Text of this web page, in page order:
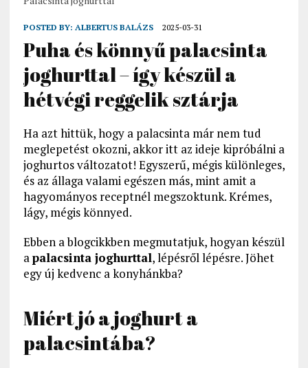
POSTED BY: ALBERTUS BALÁZS 2025-03-31
Puha és könnyű palacsinta
joghurttal – így készül a
hétvégi reggelik sztárja
Ha azt hittük, hogy a palacsinta már nem tud
meglepetést okozni, akkor itt az ideje kipróbálni a
joghurtos változatot! Egyszerű, mégis különleges,
és az állaga valami egészen más, mint amit a
hagyományos receptnél megszoktunk. Krémes,
lágy, mégis könnyed.
Ebben a blogcikkben megmutatjuk, hogyan készül
apalacsinta joghurttal, lépésről lépésre. Jöhet
egy új kedvenc a konyhánkba?
Miért jó a joghurt a
palacsintába?